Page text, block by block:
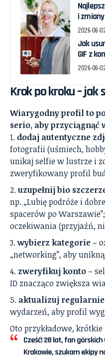
i
2026-06-
Jak
GIF z
2026-06-
Krok po kroku –
Wiarygodny profil to
serio, aby przyciągnąć
dodaj autentyczne
fotografii (uśmiech,
unikaj selfie w lustrze i
zweryfikowany profil
uzupełnij bio
np. „Lubię podróże i
spacerów po
oczekiwania (przyjaźń,
wybierz kategorie–
„networking”, aby
zweryfikuj konto–
ID znacząco zwiększa
aktualizuj regularnie
wydarzeń, aby profil
Oto przykładowe, krótkie
Cześć! 28 lat, fan
Krakowie, szukam ekipy